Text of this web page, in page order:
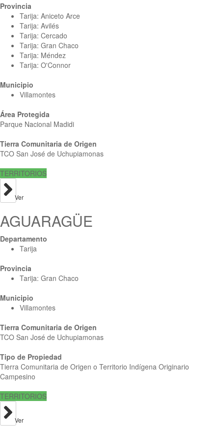
Provincia
Tarija: Aniceto Arce
Tarija: Avilés
Tarija: Cercado
Tarija: Gran Chaco
Tarija: Méndez
Tarija: O'Connor
Municipio
Villamontes
Área Protegida
Parque Nacional Madidi
Tierra Comunitaria de Origen
TCO San José de Uchupiamonas
TERRITORIOS
Ver
AGUARAGÜE
Departamento
Tarija
Provincia
Tarija: Gran Chaco
Municipio
Villamontes
Tierra Comunitaria de Origen
TCO San José de Uchupiamonas
Tipo de Propiedad
Tierra Comunitaria de Origen o Territorio Indígena Originario
Campesino
TERRITORIOS
Ver